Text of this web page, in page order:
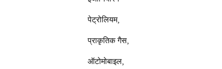
पेट्रोलियम,
प्राकृतिक गैस,
ऑटोमोबाइल,